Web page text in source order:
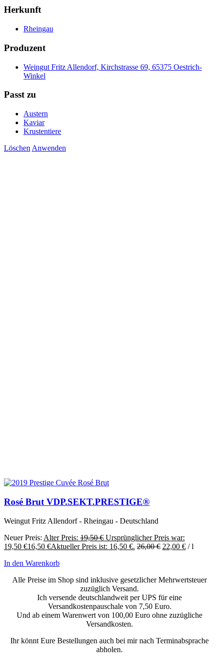
Herkunft
Rheingau
Produzent
Weingut Fritz Allendorf, Kirchstrasse 69, 65375 Oestrich-
Winkel
Passt zu
Austern
Kaviar
Krustentiere
Löschen Anwenden
Rosé Brut VDP.SEKT.PRESTIGE®
Weingut Fritz Allendorf - Rheingau - Deutschland
Neuer Preis: Alter Preis: 19,50€ Ursprünglicher Preis war:
19,50 €16,50 €Aktueller Preis ist: 16,50 €. 26,00€ 22,00 € /l
In den Warenkorb
Alle Preise im Shop sind inklusive gesetzlicher Mehrwertsteuer
zuzüglich Versand.
Ich versende deutschlandweit per UPS für eine
Versandkostenpauschale von 7,50 Euro.
Und ab einem Warenwert von 100,00 Euro ohne zuzügliche
Versandkosten.
Ihr könnt Eure Bestellungen auch bei mir nach Terminabsprache
abholen.